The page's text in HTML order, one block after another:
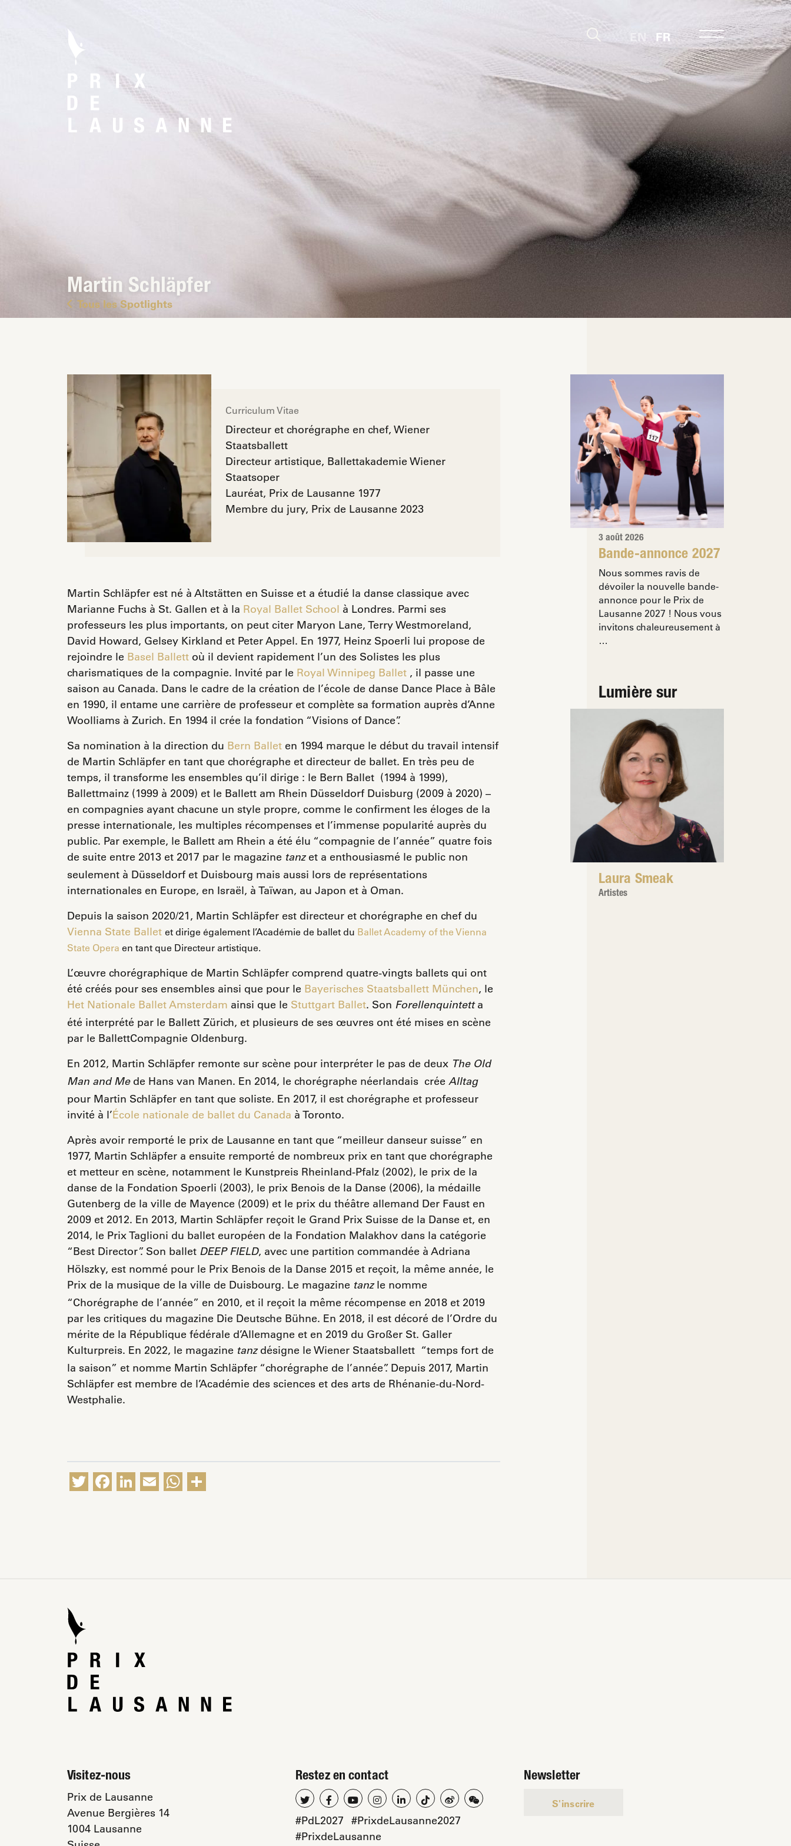
EN FR
Martin Schläpfer
Tous les Spotlights
Curriculum Vitae
Directeur et chorégraphe en chef, Wiener
Staatsballett
Directeur artistique, Ballettakademie Wiener
Staatsoper
Lauréat, Prix de Lausanne 1977
Membre du jury, Prix de Lausanne 2023
Martin Schläpfer est né à Altstätten en Suisse et a étudié la danse classique avec
Marianne Fuchs à St. Gallen et à la Royal Ballet School à Londres. Parmi ses
professeurs les plus importants, on peut citer Maryon Lane, Terry Westmoreland,
David Howard, Gelsey Kirkland et Peter Appel. En 1977, Heinz Spoerli lui propose de
rejoindre le Basel Ballett où il devient rapidement l’un des Solistes les plus
charismatiques de la compagnie. Invité par le Royal Winnipeg Ballet , il passe une
saison au Canada. Dans le cadre de la création de l’école de danse Dance Place à Bâle
en 1990, il entame une carrière de professeur et complète sa formation auprès d’Anne
Woolliams à Zurich. En 1994 il crée la fondation “Visions of Dance”.
Sa nomination à la direction du Bern Ballet en 1994 marque le début du travail intensif
de Martin Schläpfer en tant que chorégraphe et directeur de ballet. En très peu de
temps, il transforme les ensembles qu’il dirige : le Bern Ballet (1994 à 1999),
Ballettmainz (1999 à 2009) et le Ballett am Rhein Düsseldorf Duisburg (2009 à 2020) –
en compagnies ayant chacune un style propre, comme le confirment les éloges de la
presse internationale, les multiples récompenses et l’immense popularité auprès du
public. Par exemple, le Ballett am Rhein a été élu “compagnie de l’année” quatre fois
de suite entre 2013 et 2017 par le magazine tanzet a enthousiasmé le public non
seulement à Düsseldorf et Duisbourg mais aussi lors de représentations
internationales en Europe, en Israël, à Taïwan, au Japon et à Oman.
Depuis la saison 2020/21, Martin Schläpfer est directeur et chorégraphe en chef du
Vienna State Ballet et dirige également l’Académie de ballet du Ballet Academy of the Vienna
State Opera en tant que Directeur artistique.
L’œuvre chorégraphique de Martin Schläpfer comprend quatre-vingts ballets qui ont
été créés pour ses ensembles ainsi que pour le Bayerisches Staatsballett München, le
Het Nationale Ballet Amsterdam ainsi que le Stuttgart Ballet. Son Forellenquintetta
été interprété par le Ballett Zürich, et plusieurs de ses œuvres ont été mises en scène
par le BallettCompagnie Oldenburg.
En 2012, Martin Schläpfer remonte sur scène pour interpréter le pas de deux The Old
Man and Mede Hans van Manen. En 2014, le chorégraphe néerlandais crée Alltag
pour Martin Schläpfer en tant que soliste. En 2017, il est chorégraphe et professeur
invité à l’École nationale de ballet du Canada à Toronto.
Après avoir remporté le prix de Lausanne en tant que “meilleur danseur suisse” en
1977, Martin Schläpfer a ensuite remporté de nombreux prix en tant que chorégraphe
et metteur en scène, notamment le Kunstpreis Rheinland-Pfalz (2002), le prix de la
danse de la Fondation Spoerli (2003), le prix Benois de la Danse (2006), la médaille
Gutenberg de la ville de Mayence (2009) et le prix du théâtre allemand Der Faust en
2009 et 2012. En 2013, Martin Schläpfer reçoit le Grand Prix Suisse de la Danse et, en
2014, le Prix Taglioni du ballet européen de la Fondation Malakhov dans la catégorie
“Best Director”. Son ballet DEEP FIELD, avec une partition commandée à Adriana
Hölszky, est nommé pour le Prix Benois de la Danse 2015 et reçoit, la même année, le
Prix de la musique de la ville de Duisbourg. Le magazine tanzle nomme
“Chorégraphe de l’année” en 2010, et il reçoit la même récompense en 2018 et 2019
par les critiques du magazine Die Deutsche Bühne. En 2018, il est décoré de l’Ordre du
mérite de la République fédérale d’Allemagne et en 2019 du Großer St. Galler
Kulturpreis. En 2022, le magazine tanzdésigne le Wiener Staatsballett “temps fort de
la saison” et nomme Martin Schläpfer “chorégraphe de l’année”. Depuis 2017, Martin
Schläpfer est membre de l’Académie des sciences et des arts de Rhénanie-du-Nord-
Westphalie.
Twitter
Facebook
LinkedIn
EmailWhatsApp
3 août 2026
Bande-annonce 2027
Nous sommes ravis de
dévoiler la nouvelle bande-
annonce pour le Prix de
Lausanne 2027 ! Nous vous
invitons chaleureusement à
…
Lumière sur
Laura Smeak
Artistes
Visitez-nous
Prix de Lausanne
Avenue Bergières 14
1004 Lausanne
Restez en contact
#PdL2027 #PrixdeLausanne2027
#PrixdeLausanne
Newsletter
S'inscrire